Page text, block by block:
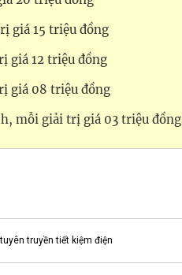
giá 15 triệu đồng
giá 12 triệu đồng
giá 08 triệu đồng
mỗi giải trị giá 03 triệu đồng
truyền tiết kiệm điện